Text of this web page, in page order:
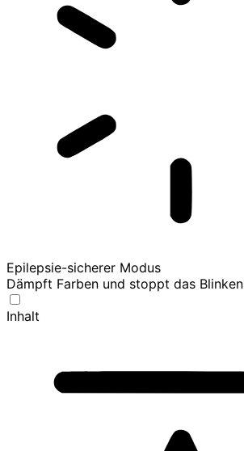
Epilepsie-sicherer Modus
Dämpft Farben und stoppt das Blinken
Inhalt